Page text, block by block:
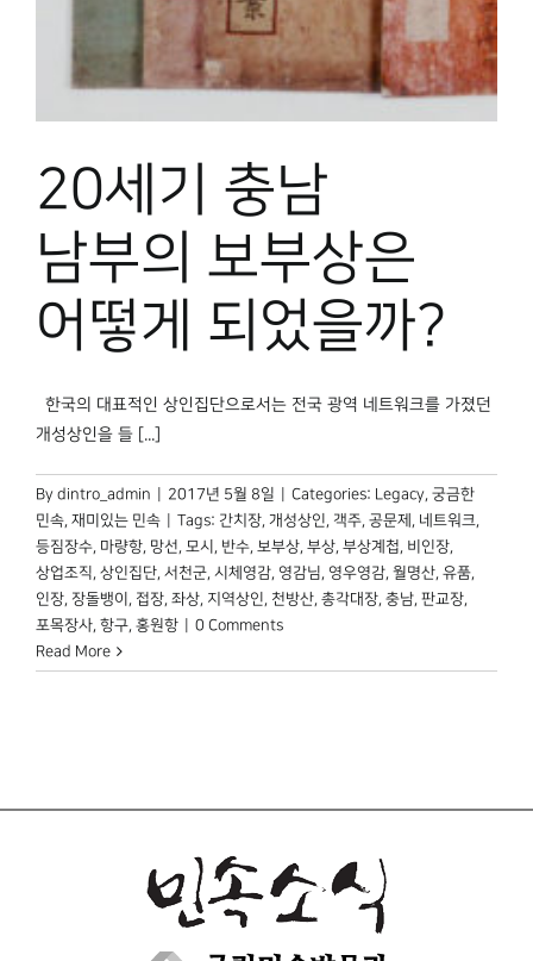
20세기 충남
남부의 보부상은
어떻게 되었을까?
한국의 대표적인 상인집단으로서는 전국 광역 네트워크를 가졌던
개성상인을 들 [...]
By dintro_admin 2017년 5월 8일 Categories: Legacy, 궁금한
민속, 재미있는 민속 Tags: 간치장, 개성상인, 객주, 공문제 , 네트워크,
등짐장수, 마량항, 망선, 모시 , 반수, 보부상, 부상, 부상계첩, 비인장,
상업조직, 상인집단, 서천군, 시체영감, 영감님, 영우영감, 월명산, 유품,
인장, 장돌뱅이 , 접장, 좌상, 지역상인, 천방산, 총각대장, 충남, 판교장,
포목장사, 항구, 홍원항
0 Comments
Read More